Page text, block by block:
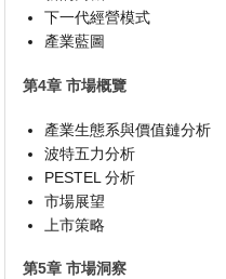
下一代經營模式
產業藍圖
第4章 市場概覽
產業生態系與價值鏈分析
波特五力分析
PESTEL 分析
市場展望
上市策略
第5章 市場洞察